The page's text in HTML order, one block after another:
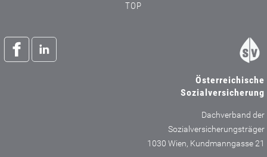
TOP
Österreichische
Sozialversicherung
Dachverband der
Sozialversicherungsträger
1030 Wien, Kundmanngasse 21